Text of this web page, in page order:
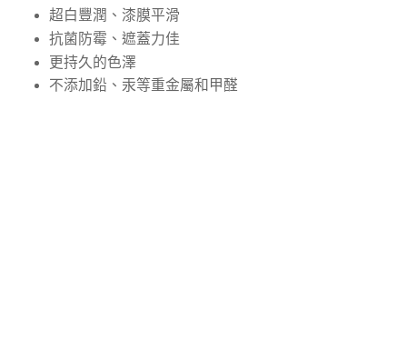
超白豐潤、漆膜平滑
抗菌防霉、遮蓋力佳
更持久的色澤
不添加鉛、汞等重金屬和甲醛